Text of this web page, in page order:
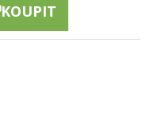
KOUPIT